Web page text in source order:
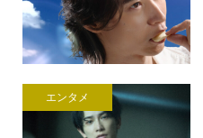
エンタメ